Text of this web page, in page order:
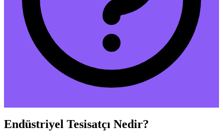
Endüstriyel Tesisatçı Nedir?